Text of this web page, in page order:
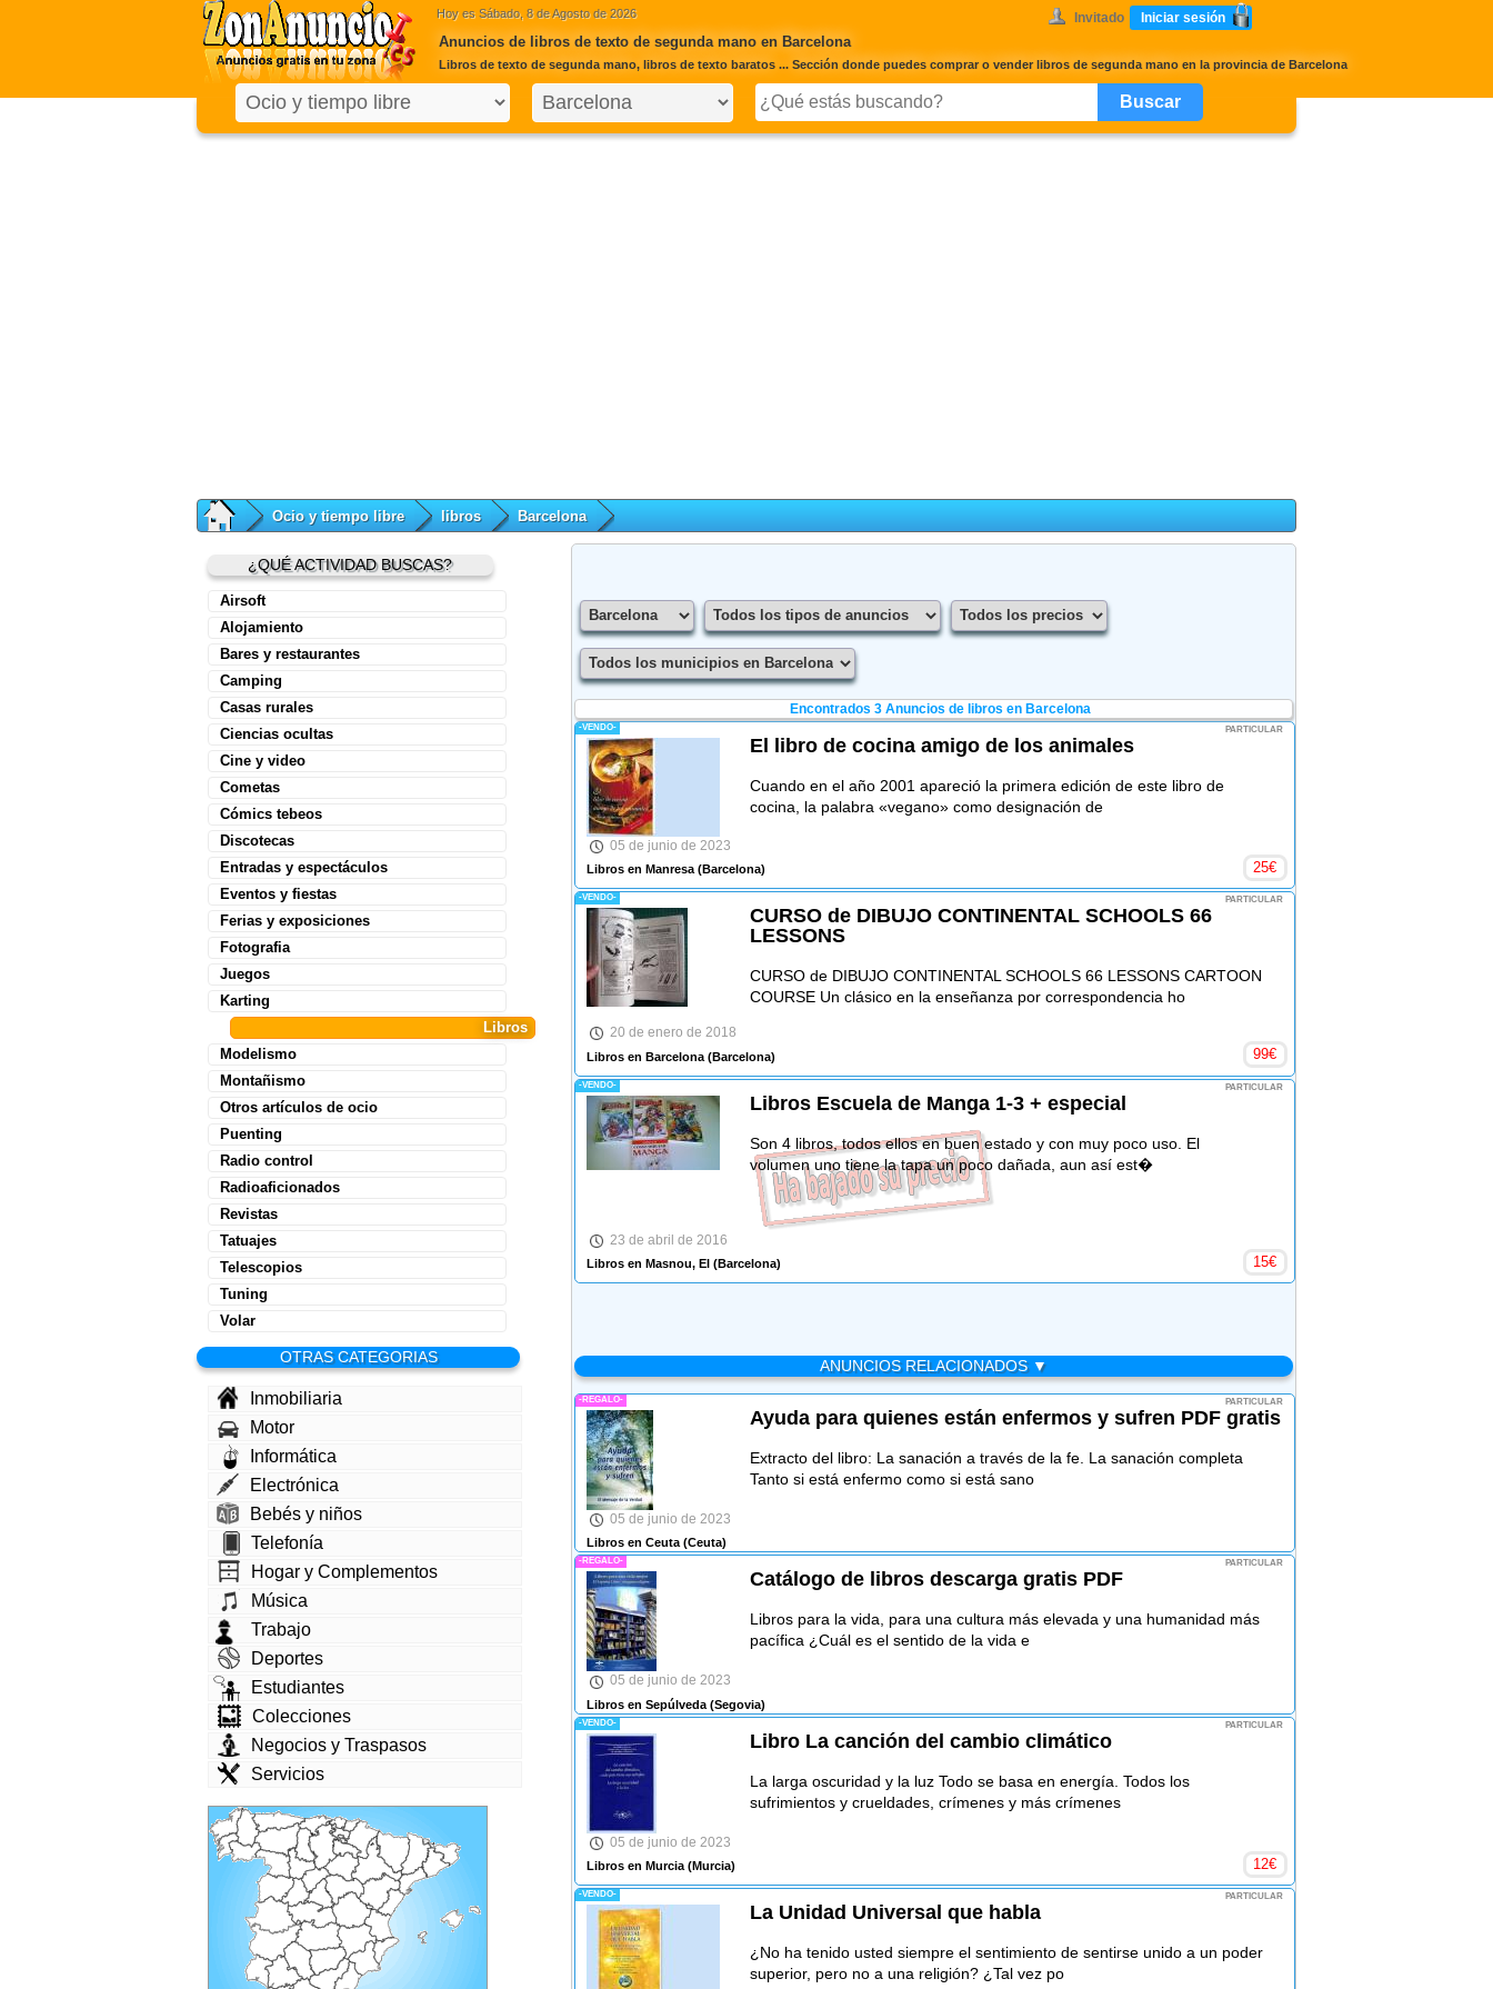
Hoy es Sábado, 8 de Agosto de 2026 Invitado Iniciar sesión
Anuncios de libros de texto de segunda mano en Barcelona
Libros de texto de segunda mano, libros de texto baratos ... Sección donde puedes comprar o vender libros de segunda mano en la provincia de Barcelona
Ocio y tiempo libre libros Barcelona
¿QUÉ ACTIVIDAD BUSCAS?
Airsoft
Alojamiento
Bares y restaurantes
Camping
Casas rurales
Ciencias ocultas
Cine y video
Cometas
Cómics tebeos
Discotecas
Entradas y espectáculos
Eventos y fiestas
Ferias y exposiciones
Fotografia
Juegos
Karting
Libros
Modelismo
Montañismo
Otros artículos de ocio
Puenting
Radio control
Radioaficionados
Revistas
Tatuajes
Telescopios
Tuning
Volar
OTRAS CATEGORIAS
Inmobiliaria
Motor
Informática
Electrónica
Bebés y niños
Telefonía
Hogar y Complementos
Música
Trabajo
Deportes
Estudiantes
Colecciones
Negocios y Traspasos
Servicios
Encontrados 3Anuncios de libros en Barcelona
-VENDO- PARTICULAR
El libro de cocina amigo de los animales
Cuando en el año 2001 apareció la primera edición de este libro de
cocina, la palabra «vegano» como designación de
05 de junio de 2023
Libros en Manresa(Barcelona) 25€
-VENDO- PARTICULAR
CURSO de DIBUJO CONTINENTAL SCHOOLS 66
LESSONS
CURSO de DIBUJO CONTINENTAL SCHOOLS 66 LESSONS CARTOON
COURSE Un clásico en la enseñanza por correspondencia ho
20 de enero de 2018
Libros en Barcelona(Barcelona) 99€
-VENDO- PARTICULAR
Libros Escuela de Manga 1-3 + especial
Son 4 libros, todos ellos en buen estado y con muy poco uso. El
volumen uno tiene la tapa un poco dañada, aun así est�
23 de abril de 2016
Libros en Masnou, El(Barcelona) 15€
ANUNCIOS RELACIONADOS ▼
-REGALO- PARTICULAR
Ayuda para quienes están enfermos y sufren PDF gratis
Extracto del libro: La sanación a través de la fe. La sanación completa
Tanto si está enfermo como si está sano
05 de junio de 2023
Libros en Ceuta(Ceuta)
-REGALO- PARTICULAR
Catálogo de libros descarga gratis PDF
Libros para la vida, para una cultura más elevada y una humanidad más
pacífica ¿Cuál es el sentido de la vida e
05 de junio de 2023
Libros en Sepúlveda(Segovia)
-VENDO- PARTICULAR
Libro La canción del cambio climático
La larga oscuridad y la luz Todo se basa en energía. Todos los
sufrimientos y crueldades, crímenes y más crímenes
05 de junio de 2023
Libros en Murcia(Murcia) 12€
-VENDO- PARTICULAR
La Unidad Universal que habla
¿No ha tenido usted siempre el sentimiento de sentirse unido a un poder
superior, pero no a una religión? ¿Tal vez po